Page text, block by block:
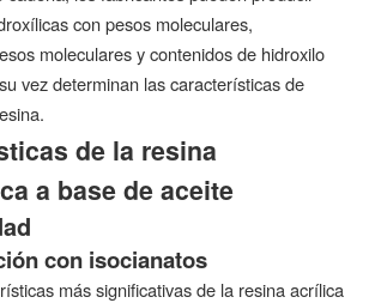
con pesos moleculares,
moleculares y contenidos de hidroxilo
vez determinan las características de
de la resina
a base de aceite
con isocianatos
más significativas de la resina acrílica